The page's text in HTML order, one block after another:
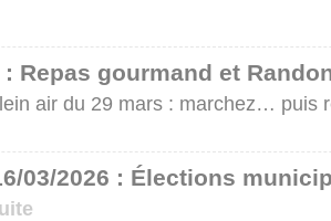
: Repas gourmand et
air du 29 mars : marchez… puis
03/2026 : Élections